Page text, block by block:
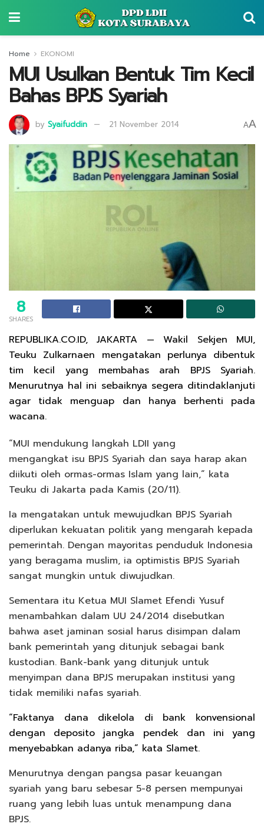
Home EKONOMI
MUI Usulkan Bentuk Tim Kecil
Bahas BPJS Syariah
by Syaifuddin 21 November 2014 AA
8
SHARES
REPUBLIKA.CO.ID, JAKARTA — Wakil Sekjen MUI,
Teuku Zulkarnaen mengatakan perlunya dibentuk
tim kecil yang membahas arah BPJS Syariah.
Menurutnya hal ini sebaiknya segera ditindaklanjuti
agar tidak menguap dan hanya berhenti pada
wacana.
“MUI mendukung langkah LDII yang
mengangkat isu BPJS Syariah dan saya harap akan
diikuti oleh ormas-ormas Islam yang lain,” kata
Teuku di Jakarta pada Kamis (20/11).
Ia mengatakan untuk mewujudkan BPJS Syariah
diperlukan kekuatan politik yang mengarah kepada
pemerintah. Dengan mayoritas penduduk Indonesia
yang beragama muslim, ia optimistis BPJS Syariah
sangat mungkin untuk diwujudkan.
Sementara itu Ketua MUI Slamet Efendi Yusuf
menambahkan dalam UU 24/2014 disebutkan
bahwa aset jaminan sosial harus disimpan dalam
bank pemerintah yang ditunjuk sebagai bank
kustodian. Bank-bank yang ditunjuk untuk
menyimpan dana BPJS merupakan institusi yang
tidak memiliki nafas syariah.
“Faktanya dana dikelola di bank konvensional
dengan deposito jangka pendek dan ini yang
menyebabkan adanya riba,” kata Slamet.
Menurutnya dengan pangsa pasar keuangan
syariah yang baru sebesar 5-8 persen mempunyai
ruang yang lebih luas untuk menampung dana
BPJS.